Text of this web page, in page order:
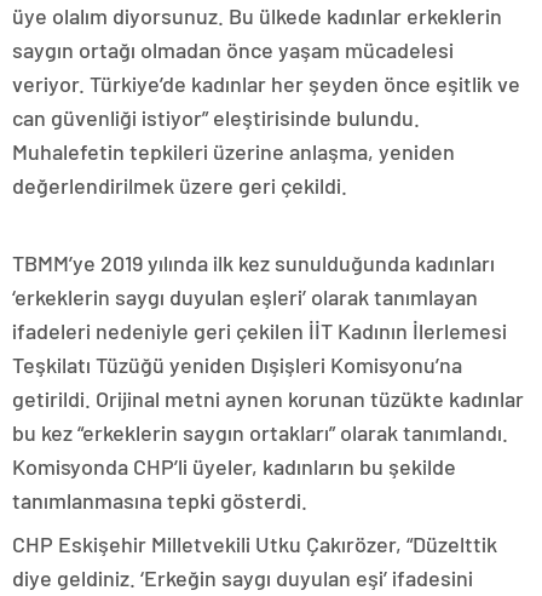
üye olalım diyorsunuz. Bu ülkede kadınlar erkeklerin
saygın ortağı olmadan önce yaşam mücadelesi
veriyor. Türkiye’de kadınlar her şeyden önce eşitlik ve
can güvenliği istiyor” eleştirisinde bulundu.
Muhalefetin tepkileri üzerine anlaşma, yeniden
değerlendirilmek üzere geri çekildi.
TBMM’ye 2019 yılında ilk kez sunulduğunda kadınları
‘erkeklerin saygı duyulan eşleri’ olarak tanımlayan
ifadeleri nedeniyle geri çekilen İİT Kadının İlerlemesi
Teşkilatı Tüzüğü yeniden Dışişleri Komisyonu’na
getirildi. Orijinal metni aynen korunan tüzükte kadınlar
bu kez “erkeklerin saygın ortakları” olarak tanımlandı.
Komisyonda CHP’li üyeler, kadınların bu şekilde
tanımlanmasına tepki gösterdi.
CHP Eskişehir Milletvekili Utku Çakırözer, “Düzelttik
diye geldiniz. ‘Erkeğin saygı duyulan eşi’ ifadesini